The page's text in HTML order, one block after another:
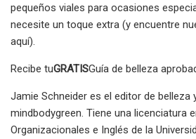
pequeños viales para ocasiones
necesite un toque extra (y encuentre
aquí).
Recibe tuGRATISGuía de belleza
Jamie Schneider es el editor de belleza
mindbodygreen. Tiene una licenciatura
Organizacionales e Inglés de la